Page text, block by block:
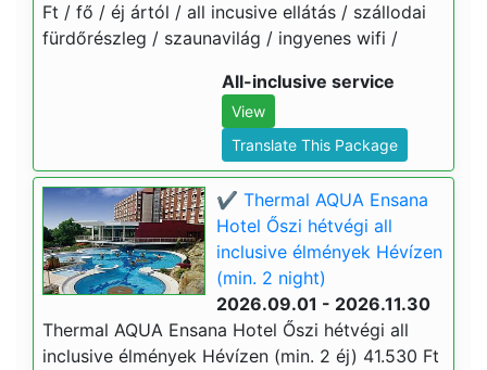
Ft / fő / éj ártól / all incusive ellátás / szállodai
fürdőrészleg / szaunavilág / ingyenes wifi /
All-inclusive service
View
Translate This Package
✔️ Thermal AQUA Ensana
Hotel Őszi hétvégi all
inclusive élmények Hévízen
(min. 2 night)
2026.09.01 - 2026.11.30
Thermal AQUA Ensana Hotel Őszi hétvégi all
inclusive élmények Hévízen (min. 2 éj) 41.530 Ft